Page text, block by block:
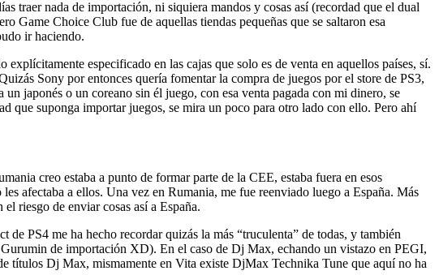
traer nada de importación, ni siquiera mandos y cosas así (recordad que el dual
Game Choice Club fue de aquellas tiendas pequeñas que se saltaron esa
ir haciendo.
especificado en las cajas que solo es de venta en aquellos países, sí.
Sony por entonces quería fomentar la compra de juegos por el store de PS3,
japonés o un coreano sin él juego, con esa venta pagada con mi dinero, se
que suponga importar juegos, se mira un poco para otro lado con ello. Pero ahí
creo estaba a punto de formar parte de la CEE, estaba fuera en esos
afectaba a ellos. Una vez en Rumania, me fue reenviado luego a España. Más
riesgo de enviar cosas así a España.
PS4 me ha hecho recordar quizás la más “truculenta” de todas, y también
de importación XD). En el caso de Dj Max, echando un vistazo en PEGI,
títulos Dj Max, mismamente en Vita existe DjMax Technika Tune que aquí no ha